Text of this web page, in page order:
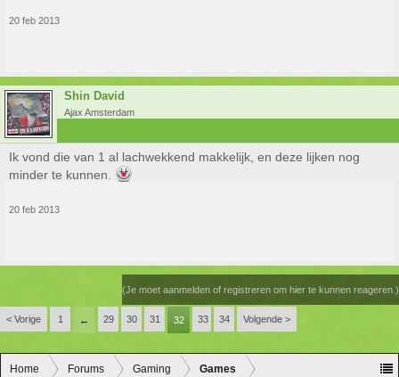
20 feb 2013
Shin David
Ajax Amsterdam
Ik vond die van 1 al lachwekkend makkelijk, en deze lijken nog
minder te kunnen.
20 feb 2013
(Je moet aanmelden of registreren om hier te kunnen reageren.)
< Vorige 1 ← 29 30 31 32 33 34 Volgende >
Home Forums Gaming Games